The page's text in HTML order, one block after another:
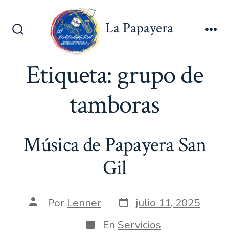
Alternar
La Papayera
Etiqueta: grupo de
tamboras
Música de Papayera San
Gil
AutorPor Lenner Fecha
de
publicación
julio 11, 2025
Categorías
En Servicios